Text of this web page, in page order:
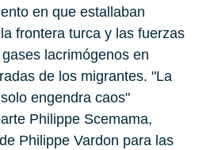
en que estallaban
frontera turca y las fuerzas
lacrimógenos en
de los migrantes. "La
engendra caos"
Philippe Scemama,
Philippe Vardon para las